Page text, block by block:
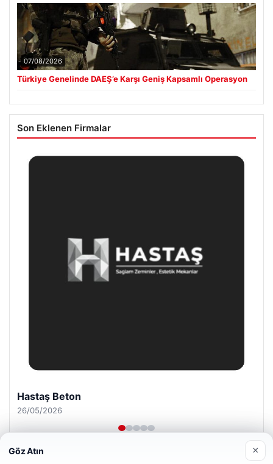
07/08/2026
Türkiye Genelinde DAEŞ’e Karşı Geniş Kapsamlı Operasyon
Son Eklenen Firmalar
Prenses Night Club
29/04/2026
Göz Atın ×